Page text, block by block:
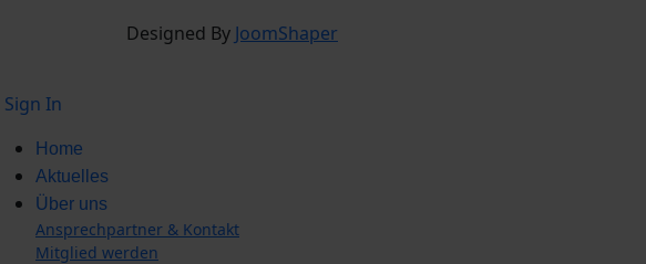
Designed By JoomShaper
Sign In
Home
Aktuelles
Über uns
Ansprechpartner & Kontakt
Mitglied werden